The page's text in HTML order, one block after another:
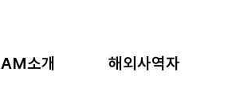
AM소개 해외사역자